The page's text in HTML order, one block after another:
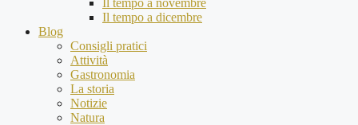
Il tempo a novembre
Il tempo a dicembre
Blog
Consigli pratici
Attività
Gastronomia
La storia
Notizie
Natura